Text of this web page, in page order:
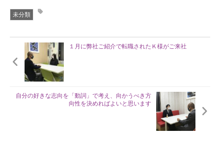
未分類
１月に弊社ご紹介で転職されたＫ様がご来社
自分の好きな志向を「動詞」で考え、向かうべき方
向性を決めればよいと思います